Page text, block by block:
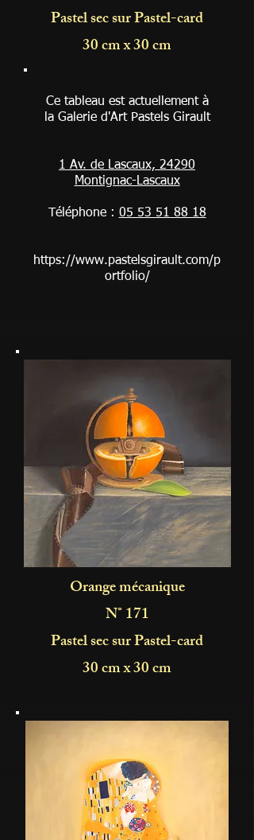
Pastel sec sur Pastel-card
30 cm x 30 cm
Ce tableau est actuellement à
la Galerie d'Art Pastels Girault
1 Av. de Lascaux, 24290
Montignac-Lascaux
Téléphone : 05 53 51 88 18
https://www.pastelsgirault.com/p
ortfolio/
Orange mécanique
N° 171
Pastel sec sur Pastel-card
30 cm x 30 cm